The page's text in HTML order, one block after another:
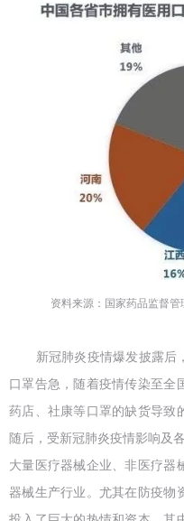
资料来源：国家药品监督管
新冠肺炎疫情爆发披露后，
口罩告急，随着疫情传染至全
药店、社康等口罩的缺货导致
随后，受新冠肺炎疫情影响及
大量医疗器械企业、非医疗器
器械生产行业。尤其在防疫物